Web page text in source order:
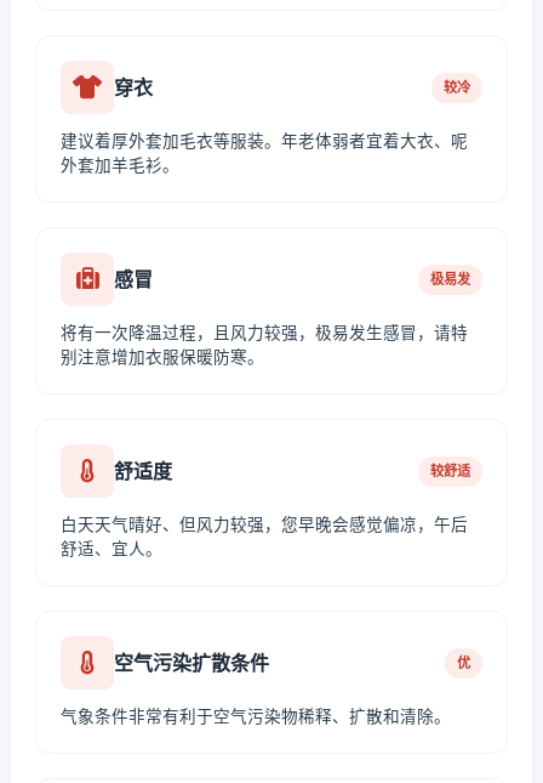
穿衣 较冷
建议着厚外套加毛衣等服装。年老体弱者宜着大衣、呢
外套加羊毛衫。
感冒 极易发
将有一次降温过程，且风力较强，极易发生感冒，请特
别注意增加衣服保暖防寒。
舒适度 较舒适
白天天气晴好、但风力较强，您早晚会感觉偏凉，午后
舒适、宜人。
空气污染扩散条件 优
气象条件非常有利于空气污染物稀释、扩散和清除。